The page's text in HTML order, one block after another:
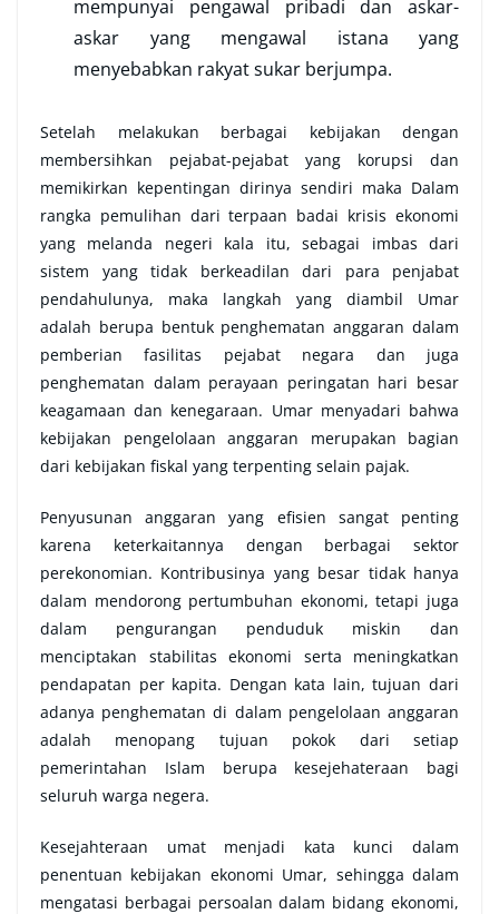
mempunyai pengawal pribadi dan askar-
askar yang mengawal istana yang
menyebabkan rakyat sukar berjumpa.
Setelah melakukan berbagai kebijakan dengan
membersihkan pejabat-pejabat yang korupsi dan
memikirkan kepentingan dirinya sendiri maka Dalam
rangka pemulihan dari terpaan badai krisis ekonomi
yang melanda negeri kala itu, sebagai imbas dari
sistem yang tidak berkeadilan dari para penjabat
pendahulunya, maka langkah yang diambil Umar
adalah berupa bentuk penghematan anggaran dalam
pemberian fasilitas pejabat negara dan juga
penghematan dalam perayaan peringatan hari besar
keagamaan dan kenegaraan. Umar menyadari bahwa
kebijakan pengelolaan anggaran merupakan bagian
dari kebijakan fiskal yang terpenting selain pajak.
Penyusunan anggaran yang efisien sangat penting
karena keterkaitannya dengan berbagai sektor
perekonomian. Kontribusinya yang besar tidak hanya
dalam mendorong pertumbuhan ekonomi, tetapi juga
dalam pengurangan penduduk miskin dan
menciptakan stabilitas ekonomi serta meningkatkan
pendapatan per kapita. Dengan kata lain, tujuan dari
adanya penghematan di dalam pengelolaan anggaran
adalah menopang tujuan pokok dari setiap
pemerintahan Islam berupa kesejehateraan bagi
seluruh warga negera.
Kesejahteraan umat menjadi kata kunci dalam
penentuan kebijakan ekonomi Umar, sehingga dalam
mengatasi berbagai persoalan dalam bidang ekonomi,